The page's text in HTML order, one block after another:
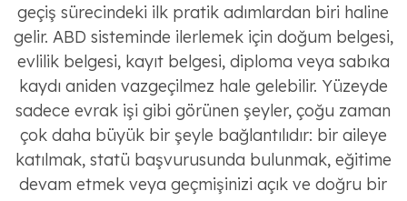
geçiş sürecindeki ilk pratik adımlardan biri haline
gelir. ABD sisteminde ilerlemek için doğum belgesi,
evlilik belgesi, kayıt belgesi, diploma veya sabıka
kaydı aniden vazgeçilmez hale gelebilir. Yüzeyde
sadece evrak işi gibi görünen şeyler, çoğu zaman
çok daha büyük bir şeyle bağlantılıdır: bir aileye
katılmak, statü başvurusunda bulunmak, eğitime
devam etmek veya geçmişinizi açık ve doğru bir